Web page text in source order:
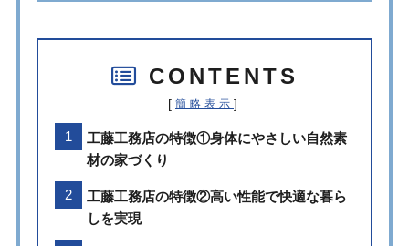
CONTENTS
[ 簡略表示 ]
工藤工務店の特徴①身体にやさしい自然素
材の家づくり
工藤工務店の特徴②高い性能で快適な暮ら
しを実現